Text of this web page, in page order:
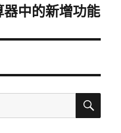
中的新增功能
搜